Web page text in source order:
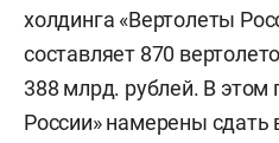
холдинга «Вертолеты
составляет 870
388 млрд. рублей. В этом
России» намерены сдать